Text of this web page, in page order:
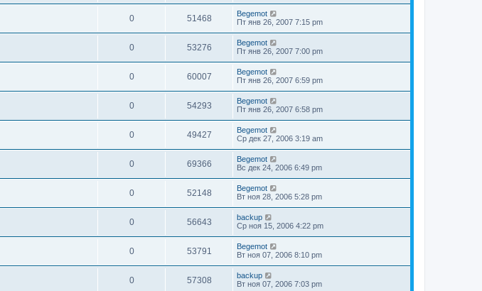
0 51468
Begemot
Пт янв 26, 2007 7:15 pm
0 53276
Begemot
Пт янв 26, 2007 7:00 pm
0 60007
Begemot
Пт янв 26, 2007 6:59 pm
0 54293
Begemot
Пт янв 26, 2007 6:58 pm
0 49427
Begemot
Ср дек 27, 2006 3:19 am
0 69366
Begemot
Вс дек 24, 2006 6:49 pm
0 52148
Begemot
Вт ноя 28, 2006 5:28 pm
0 56643
backup
Ср ноя 15, 2006 4:22 pm
0 53791
Begemot
Вт ноя 07, 2006 8:10 pm
0 57308
backup
Вт ноя 07, 2006 7:03 pm